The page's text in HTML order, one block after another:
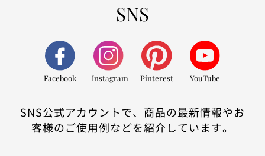
SNS
Facebook Instagram Pinterest YouTube
SNS公式アカウントで、商品の最新情報やお
客様のご使用例などを紹介しています。